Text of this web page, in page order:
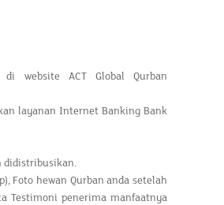
website ACT Global Qurban
layanan Internet Banking Bank
didistribusikan.
Foto hewan Qurban anda setelah
Testimoni penerima manfaatnya